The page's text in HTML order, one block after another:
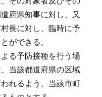
府県知事に対し、又
長に対し、臨時に予
ができる。
る予防接種を行う場
当該都道府県の区域
れるよう、当該市町